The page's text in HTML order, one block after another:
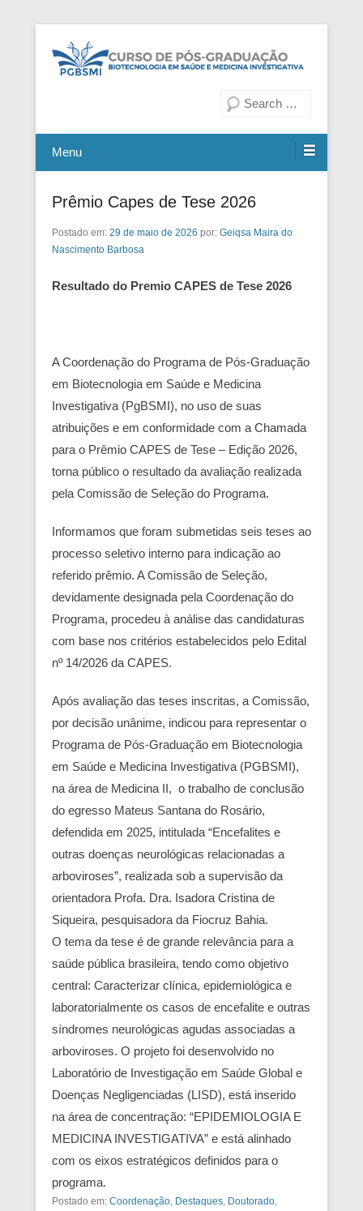
Curso de Pós-Graduação em
Medicina Investigativa
Menu
Prêmio Capes de Tese 2026
Postado em: 29 de maio de 2026 por: Geiqsa Maira do
Nascimento Barbosa
Resultado do Premio CAPES de Tese 2026
A Coordenação do Programa de Pós-Graduação
em Biotecnologia em Saúde e Medicina
Investigativa (PgBSMI), no uso de suas
atribuições e em conformidade com a Chamada
para o Prêmio CAPES de Tese – Edição 2026,
torna público o resultado da avaliação realizada
pela Comissão de Seleção do Programa.
Informamos que foram submetidas seis teses ao
processo seletivo interno para indicação ao
referido prêmio. A Comissão de Seleção,
devidamente designada pela Coordenação do
Programa, procedeu à análise das candidaturas
com base nos critérios estabelecidos pelo Edital
nº 14/2026 da CAPES.
Após avaliação das teses inscritas, a Comissão,
por decisão unânime, indicou para representar o
Programa de Pós-Graduação em Biotecnologia
em Saúde e Medicina Investigativa (PGBSMI),
na área de Medicina II, o trabalho de conclusão
do egresso Mateus Santana do Rosário,
defendida em 2025, intitulada “Encefalites e
outras doenças neurológicas relacionadas a
arboviroses”, realizada sob a supervisão da
orientadora Profa. Dra. Isadora Cristina de
Siqueira, pesquisadora da Fiocruz Bahia.
O tema da tese é de grande relevância para a
saúde pública brasileira, tendo como objetivo
central: Caracterizar clínica, epidemiológica e
laboratorialmente os casos de encefalite e outras
síndromes neurológicas agudas associadas a
arboviroses. O projeto foi desenvolvido no
Laboratório de Investigação em Saúde Global e
Doenças Negligenciadas (LISD), está inserido
na área de concentração: “EPIDEMIOLOGIA E
MEDICINA INVESTIGATIVA” e está alinhado
com os eixos estratégicos definidos para o
programa.
Postado em: Coordenação, Destaques, Doutorado,